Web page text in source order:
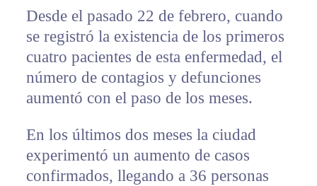
Desde el pasado 22 de febrero, cuando
se registró la existencia de los primeros
cuatro pacientes de esta enfermedad, el
número de contagios y defunciones
aumentó con el paso de los meses.
En los últimos dos meses la ciudad
experimentó un aumento de casos
confirmados, llegando a 36 personas